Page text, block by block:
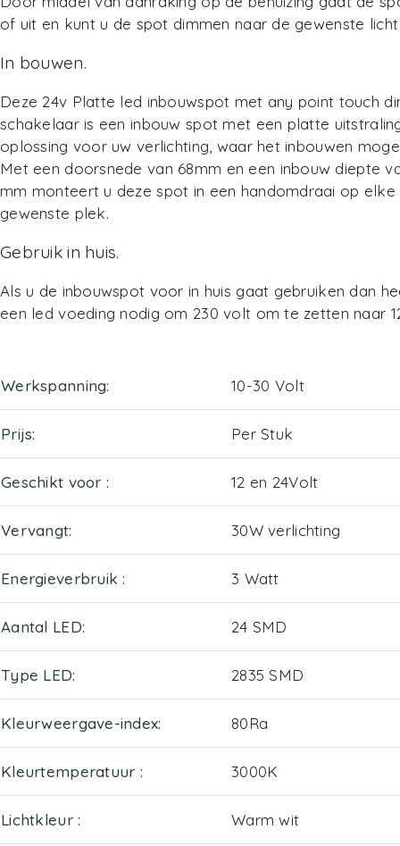
of uit en kunt u de spot dimmen naar de gewenste
In bouwen.
Deze 24v Platte led inbouwspot met any point touch
schakelaar is een inbouw spot met een platte
oplossing voor uw verlichting, waar het inbouwen
Met een doorsnede van 68mm en een inbouw diepte
mm monteert u deze spot in een handomdraai op elke
gewenste plek.
Gebruik in huis.
Als u de inbouwspot voor in huis gaat gebruiken dan
een led voeding nodig om 230 volt om te zetten naar
Werkspanning 10-30 Volt
Prijs Per Stuk
Geschikt voor 12 en 24Volt
Vervangt 30W verlichting
Energieverbruik 3 Watt
Aantal LED 24 SMD
Type LED 2835 SMD
Kleurweergave-index 80Ra
Kleurtemperatuur 3000K
Lichtkleur Warm wit